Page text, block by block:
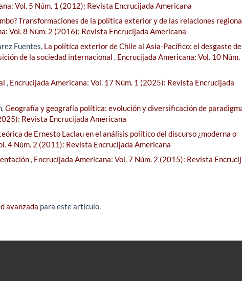
Vol. 5 Núm. 1 (2012): Revista Encrucijada Americana
Transformaciones de la política exterior y de las relaciones
Vol. 8 Núm. 2 (2016): Revista Encrucijada Americana
Fuentes, La política exterior de Chile al Asia-Pacífico: el desgaste
de la sociedad internacional , Encrucijada Americana: Vol. 10 Núm.
, Encrucijada Americana: Vol. 17 Núm. 1 (2025): Revista Encrucijada
Geografía y geografía política: evolución y diversificación de
Revista Encrucijada Americana
de Ernesto Laclau en el análisis político del discurso ¿moderna o
4 Núm. 2 (2011): Revista Encrucijada Americana
, Encrucijada Americana: Vol. 7 Núm. 2 (2015): Revista
avanzada para este artículo.